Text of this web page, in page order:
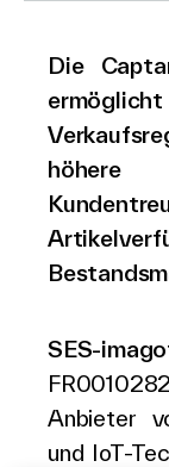
Partner
Link
Deutsch
Die
höhere
SES-
Anbieter
und IoT-